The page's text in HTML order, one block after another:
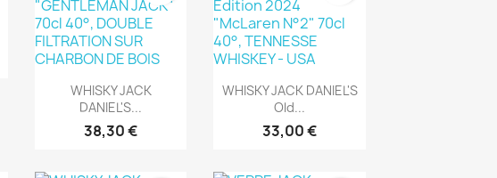
Aperçu rapide
WHISKY JACK
DANIEL'S...
38,30 €
Aperçu rapide
WHISKY JACK DANIEL'S
Old...
33,00 €